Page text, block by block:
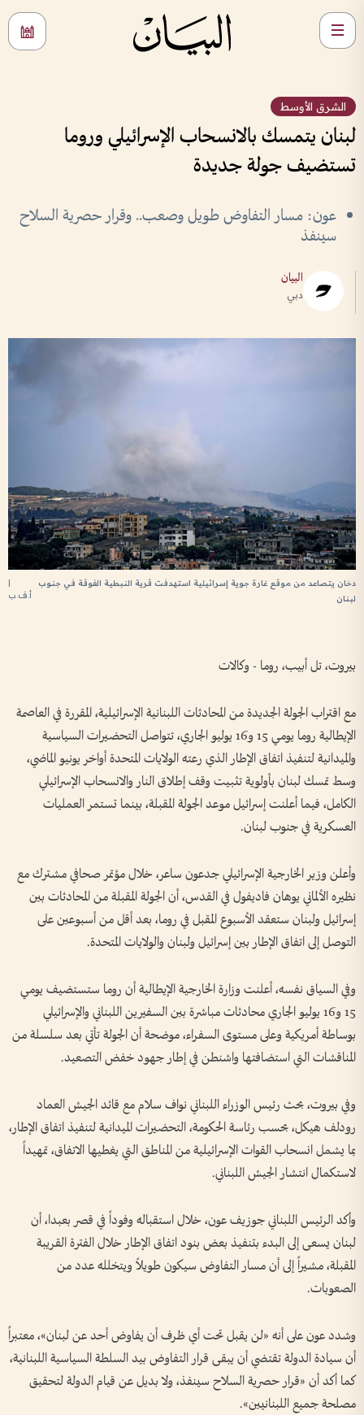
الشرق الأوسط
لبنان يتمسك بالانسحاب الإسرائيلي وروما
تستضيف جولة جديدة
عون: مسار التفاوض طويل وصعب.. وقرار حصرية السلاح
سينفذ
البيان
دبي
|
أ.ف.ب
دخان يتصاعد من موقع غارة جوية إسرائيلية استهدفت قرية النبطية الفوقة في جنوب
لبنان
بيروت، تل أبيب، روما - وكالات
مع اقتراب الجولة الجديدة من المحادثات اللبنانية الإسرائيلية، المقررة في العاصمة
الإيطالية روما يومي 15 و16 يوليو الجاري، تتواصل التحضيرات السياسية
والميدانية لتنفيذ اتفاق الإطار الذي رعته الولايات المتحدة أواخر يونيو الماضي،
وسط تمسك لبنان بأولوية تثبيت وقف إطلاق النار والانسحاب الإسرائيلي
الكامل، فيما أعلنت إسرائيل موعد الجولة المقبلة، بينما تستمر العمليات
العسكرية في جنوب لبنان.
وأعلن وزير الخارجية الإسرائيلي جدعون ساعر، خلال مؤتمر صحافي مشترك مع
نظيره الألماني يوهان فاديفول في القدس، أن الجولة المقبلة من المحادثات بين
إسرائيل ولبنان ستعقد الأسبوع المقبل في روما، بعد أقل من أسبوعين على
التوصل إلى اتفاق الإطار بين إسرائيل ولبنان والولايات المتحدة.
وفي السياق نفسه، أعلنت وزارة الخارجية الإيطالية أن روما ستستضيف يومي
15 و16 يوليو الجاري محادثات مباشرة بين السفيرين اللبناني والإسرائيلي
بوساطة أمريكية وعلى مستوى السفراء، موضحة أن الجولة تأتي بعد سلسلة من
المناقشات التي استضافتها واشنطن في إطار جهود خفض التصعيد.
وفي بيروت، بحث رئيس الوزراء اللبناني نواف سلام مع قائد الجيش العماد
رودلف هيكل، بحسب رئاسة الحكومة، التحضيرات الميدانية لتنفيذ اتفاق الإطار،
بما يشمل انسحاب القوات الإسرائيلية من المناطق التي يغطيها الاتفاق، تمهيداً
لاستكمال انتشار الجيش اللبناني.
وأكد الرئيس اللبناني جوزيف عون، خلال استقباله وفوداً في قصر بعبدا، أن
لبنان يسعى إلى البدء بتنفيذ بعض بنود اتفاق الإطار خلال الفترة القريبة
المقبلة، مشيراً إلى أن مسار التفاوض سيكون طويلاً ويتخلله عدد من
الصعوبات.
وشدد عون على أنه «لن يقبل تحت أي ظرف أن يفاوض أحد عن لبنان»، معتبراً
أن سيادة الدولة تقتضي أن يبقى قرار التفاوض بيد السلطة السياسية اللبنانية،
كما أكد أن «قرار حصرية السلاح سينفذ، ولا بديل عن قيام الدولة لتحقيق
مصلحة جميع اللبنانيين».